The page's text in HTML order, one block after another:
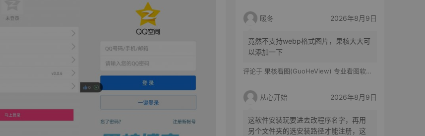
暖冬 2026年8月9日
竟然不支持webp格式图片，果核大大可
以添加一下
评论于 果核看图(GuoHeView) 专业看图软件 v3.2.0.91
从心开始 2026年8月9日
这软件安装玩要进去改程序名字，再用
另个文件夹的选安装路径才能注册，这